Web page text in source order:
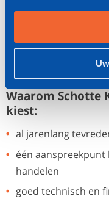
een flink deel van de
voortdurend bezig
produceren, dat
uitdaging", besluit
Waarom Schotte
kiest:
al jarenlang
één
handelen
goed technisch en